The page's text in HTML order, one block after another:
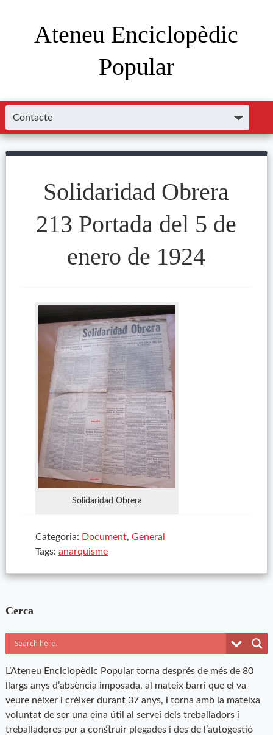
Ateneu Enciclopèdic
Popular
Solidaridad Obrera
213 Portada del 5 de
enero de 1924
Solidaridad Obrera
Categoria: Document, General
Tags: anarquisme
Cerca
L’Ateneu Enciclopèdic Popular torna després de més de 80
llargs anys d’absència imposada, al mateix barri que el va
veure nèixer i créixer durant 37 anys, i torna amb la mateixa
voluntat de ser una eina útil al servei dels treballadors i
treballadores per a construir plegades i des de l’autogestió